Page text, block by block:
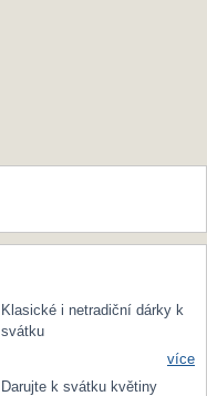
Klasické i netradiční dárky k
svátku
více
Darujte k svátku květiny